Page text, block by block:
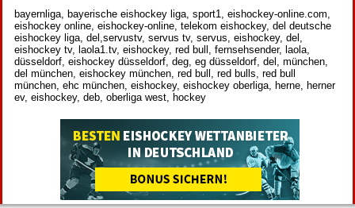
bayernliga, bayerische eishockey liga, sport1, eishockey-online.com,
eishockey online, eishockey-online, telekom eishockey, del deutsche
eishockey liga, del,servustv, servus tv, servus, eishockey, del,
eishockey tv, laola1.tv, eishockey, red bull, fernsehsender, laola,
düsseldorf, eishockey düsseldorf, deg, eg düsseldorf, del, münchen,
del münchen, eishockey münchen, red bull, red bulls, red bull
münchen, ehc münchen, eishockey, eishockey oberliga, herne, herner
ev, eishockey, deb, oberliga west, hockey